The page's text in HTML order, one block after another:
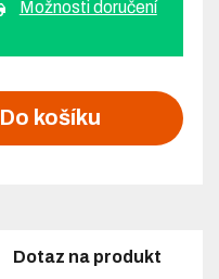
Možnosti doručení
Do košíku
Dotaz na produkt